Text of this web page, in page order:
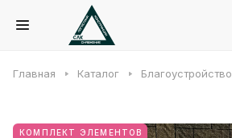
Главная Каталог Благоустройство
КОМПЛЕКТ ЭЛЕМЕНТОВ